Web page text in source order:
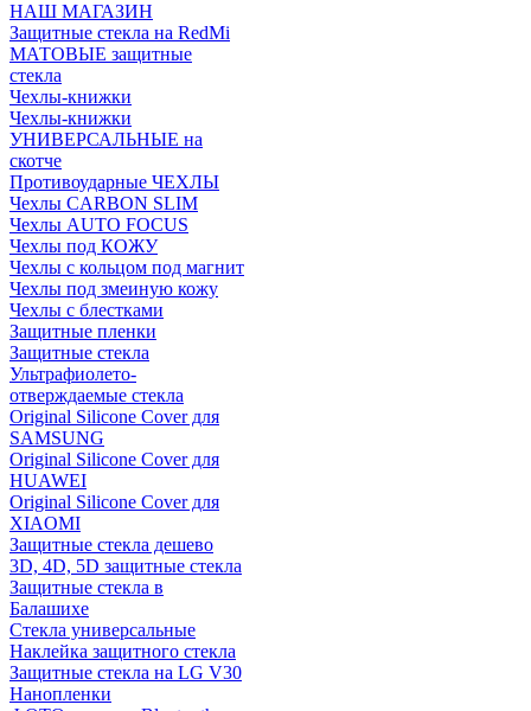
НАШ МАГАЗИН
Защитные стекла на RedMi
МАТОВЫЕ защитные
стекла
Чехлы-книжки
Чехлы-книжки
УНИВЕРСАЛЬНЫЕ на
скотче
Противоударные ЧЕХЛЫ
Чехлы CARBON SLIM
Чехлы AUTO FOCUS
Чехлы под КОЖУ
Чехлы с кольцом под магнит
Чехлы под змеиную кожу
Чехлы с блестками
Защитные пленки
Защитные стекла
Ультрафиолето-
отверждаемые стекла
Original Silicone Cover для
SAMSUNG
Original Silicone Cover для
HUAWEI
Original Silicone Cover для
XIAOMI
Защитные стекла дешево
3D, 4D, 5D защитные стекла
Защитные стекла в
Балашихе
Стекла универсальные
Наклейка защитного стекла
Защитные стекла на LG V30
Нанопленки